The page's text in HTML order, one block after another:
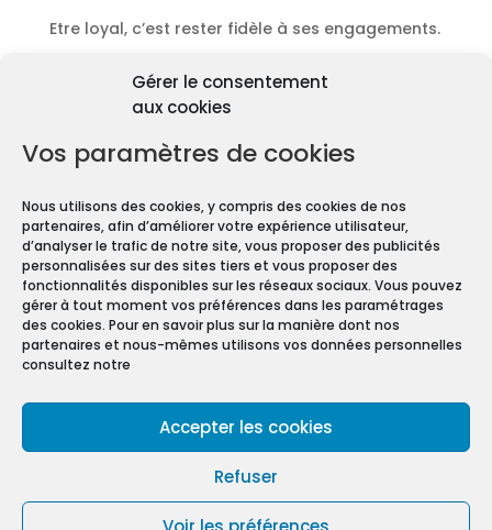
Gérer le consentement
aux cookies
Vos paramètres de cookies
Nous utilisons des cookies, y compris des cookies de nos
partenaires, afin d’améliorer votre expérience utilisateur,
d’analyser le trafic de notre site, vous proposer des publicités
personnalisées sur des sites tiers et vous proposer des
fonctionnalités disponibles sur les réseaux sociaux. Vous pouvez
gérer à tout moment vos préférences dans les paramétrages
des cookies. Pour en savoir plus sur la manière dont nos
partenaires et nous-mêmes utilisons vos données personnelles
consultez notre
Accepter les cookies
Refuser
Etre loyal, c’est rester fidèle à ses engagements.
Découvrir les diagnostics
Pourquoi les diagnostics
immobiliers sont
obligatoires ?
Carrez, les diagnostics immobiliers sont devenus
obligatoires pour toute transaction immobilière.
En effet, que vous vendiez ou louiez une maison
ou un appartement, vous devez constituer un
Dossier de Diagnostic Technique (DDT).
Mentions légales
Conditions Générales de Vente
Politique de cookies (UE)